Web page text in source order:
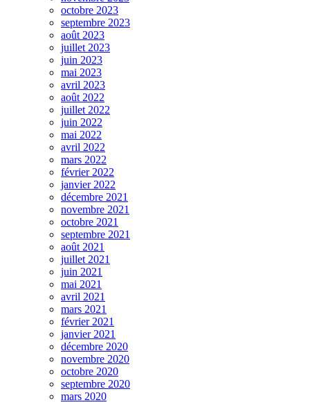
octobre 2023
septembre 2023
août 2023
juillet 2023
juin 2023
mai 2023
avril 2023
août 2022
juillet 2022
juin 2022
mai 2022
avril 2022
mars 2022
février 2022
janvier 2022
décembre 2021
novembre 2021
octobre 2021
septembre 2021
août 2021
juillet 2021
juin 2021
mai 2021
avril 2021
mars 2021
février 2021
janvier 2021
décembre 2020
novembre 2020
octobre 2020
septembre 2020
mars 2020